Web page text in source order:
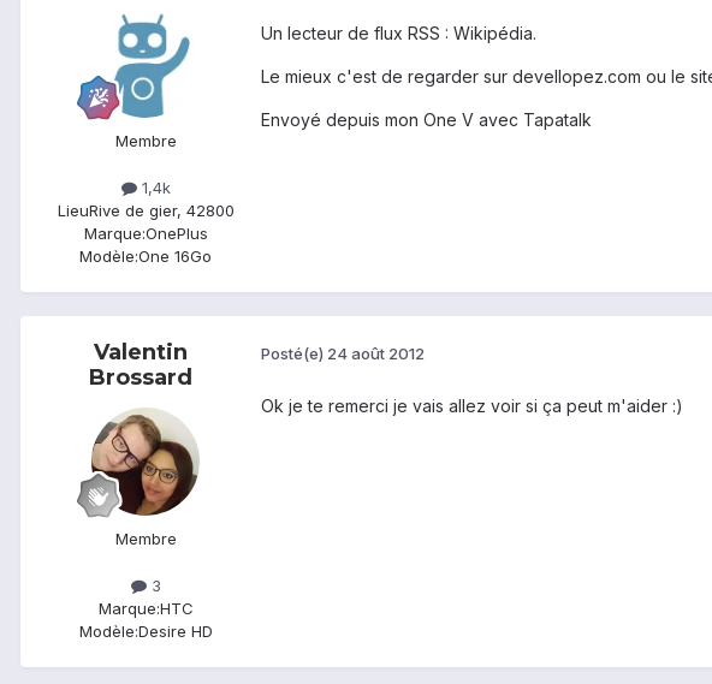
Membre
1,4k
LieuRive de gier, 42800
Marque:OnePlus
Modèle:One 16Go
Un lecteur de flux RSS : Wikipédia.
Le mieux c'est de regarder sur devellopez.com ou le
Envoyé depuis mon One V avec Tapatalk
Valentin
Brossard
Membre
3
Marque:HTC
Modèle:Desire HD
Posté(e) 24 août 2012
Ok je te remerci je vais allez voir si ça peut m'aider :)